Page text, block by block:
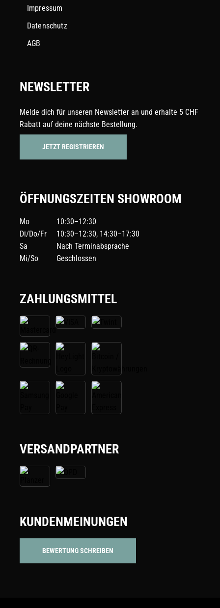
Impressum
Datenschutz
AGB
NEWSLETTER
Melde dich für unseren Newsletter an und erhalte 5 CHF
Rabatt auf deine nächste Bestellung.
JETZT REGISTRIEREN
ÖFFNUNGSZEITEN SHOWROOM
Mo
10:30–12:30
Di/Do/Fr
10:30–12:30, 14:30–17:30
Sa
Nach Terminabsprache
Mi/So
Geschlossen
ZAHLUNGSMITTEL
VERSANDPARTNER
KUNDENMEINUNGEN
BEWERTUNG SCHREIBEN